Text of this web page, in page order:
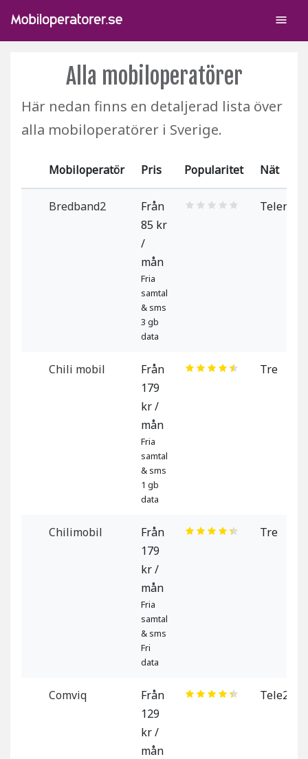
menu
Alla mobiloperatörer
Här nedan finns en detaljerad lista över
alla mobiloperatörer i Sverige.
Mobiloperatör Pris Popularitet Nät
Bredband2
Från
85 kr
/
mån
Fria
samtal
& sms
3 gb
data
Telenor
Chili mobil
Från
179
kr /
mån
Fria
samtal
& sms
1 gb
data
Tre
Chilimobil
Från
179
kr /
mån
Fria
samtal
& sms
Fri
data
Tre
Comviq
Från
129
kr /
mån
Tele2